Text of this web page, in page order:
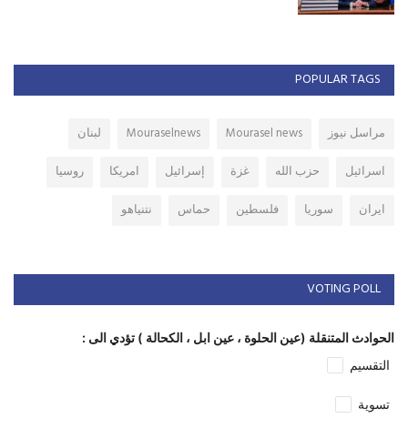
POPULAR TAGS
مراسل نيوز Mourasel news
Mouraselnews
لبنان
اسرائيل
حزب الله غزة إسرائيل امريكا
روسيا
ايران
سوريا فلسطين حماس نتنياهو
VOTING POLL
الحوادث المتنقلة (عين الحلوة ، عين ابل ، الكحالة ) تؤدي الى :
التقسيم
تسوية